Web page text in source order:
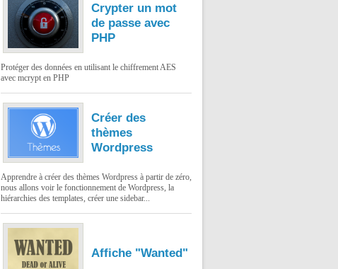
Crypter un mot
de passe avec
PHP
Protéger des données en utilisant le chiffrement AES
avec mcrypt en PHP
Créer des
thèmes
Wordpress
Apprendre à créer des thèmes Wordpress à partir de zéro,
nous allons voir le fonctionnement de Wordpress, la
hiérarchies des templates, créer une sidebar...
Affiche "Wanted"